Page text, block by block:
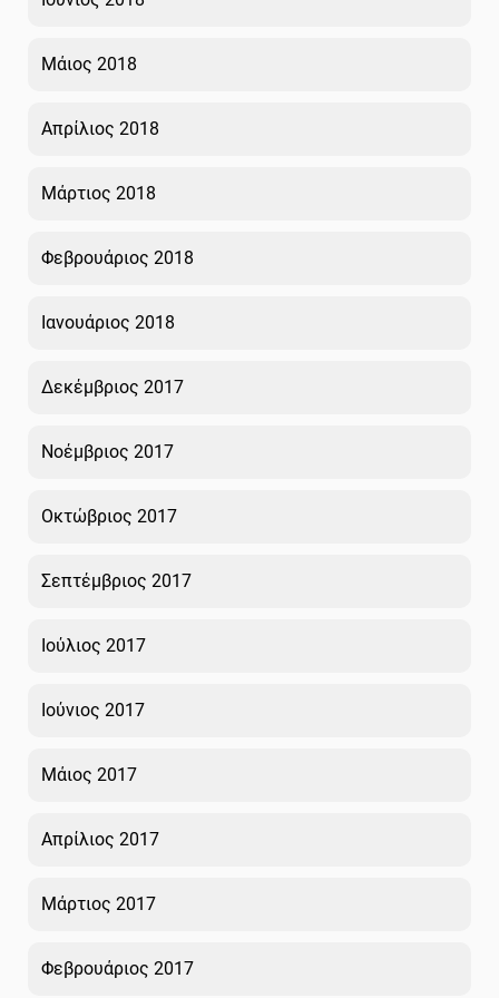
Μάιος 2018
Απρίλιος 2018
Μάρτιος 2018
Φεβρουάριος 2018
Ιανουάριος 2018
Δεκέμβριος 2017
Νοέμβριος 2017
Οκτώβριος 2017
Σεπτέμβριος 2017
Ιούλιος 2017
Ιούνιος 2017
Μάιος 2017
Απρίλιος 2017
Μάρτιος 2017
Φεβρουάριος 2017